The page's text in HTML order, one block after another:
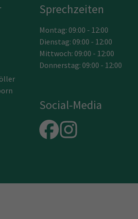
Sprechzeiten
Montag: 09:00 - 12:00
Dienstag: 09:00 - 12:00
Mittwoch: 09:00 - 12:00
Donnerstag: 09:00 - 12:00
Social-Media